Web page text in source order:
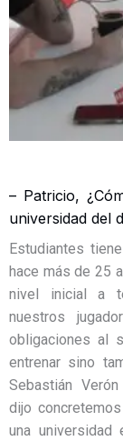
– Patricio,
universidad del
Estudiantes
hace más de 25
nivel inicial a
nuestros
obligaciones al
entrenar sino
Sebastián
dijo
una